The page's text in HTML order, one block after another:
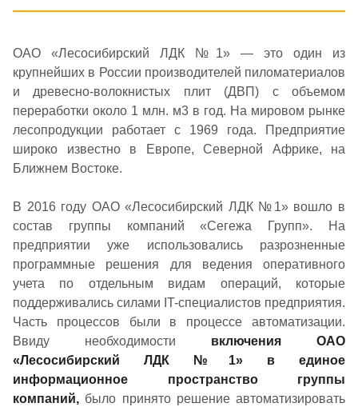
ОАО «Лесосибирский ЛДК №1» — это один из
крупнейших в России производителей пиломатериалов
и древесно-волокнистых плит (ДВП) с объемом
переработки около 1 млн. м3 в год. На мировом рынке
лесопродукции работает с 1969 года. Предприятие
широко известно в Европе, Северной Африке, на
Ближнем Востоке.
В 2016 году ОАО «Лесосибирский ЛДК №1» вошло в
состав группы компаний «Сегежа Групп». На
предприятии уже использовались разрозненные
программные решения для ведения оперативного
учета по отдельным видам операций, которые
поддерживались силами IT-специалистов предприятия.
Часть процессов были в процессе автоматизации.
Ввиду необходимости включения ОАО
«Лесосибирский ЛДК №1» в единое
информационное пространство группы
компаний, было принято решение автоматизировать